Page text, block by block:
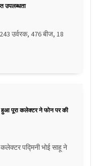
उपलब्धता
उर्वरक, 476 बीज, 18
हुआ पूरा कलेक्टर ने फोन पर की
पद्मिनी भोई साहू ने